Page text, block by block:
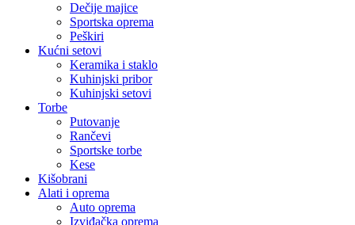
Dečije majice
Sportska oprema
Peškiri
Kućni setovi
Keramika i staklo
Kuhinjski pribor
Kuhinjski setovi
Torbe
Putovanje
Rančevi
Sportske torbe
Kese
Kišobrani
Alati i oprema
Auto oprema
Izviđačka oprema